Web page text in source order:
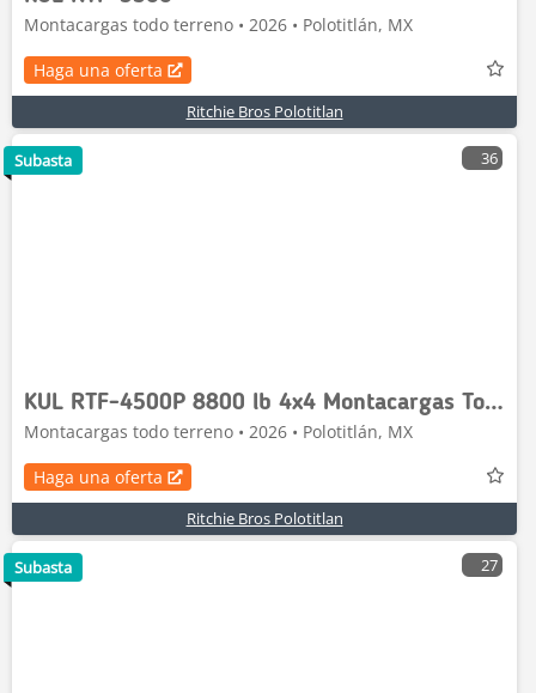
Montacargas todo terreno • 2026 • Polotitlán, MX
Haga una oferta
Ritchie Bros Polotitlan
36
KUL RTF-4500P 8800 lb 4x4 Montacargas Todo Terreno
Montacargas todo terreno • 2026 • Polotitlán, MX
Haga una oferta
Ritchie Bros Polotitlan
Subasta
27
Subasta